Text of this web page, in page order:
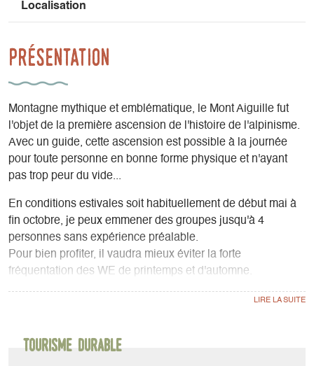
Localisation
Présentation
Montagne mythique et emblématique, le Mont Aiguille fut
l'objet de la première ascension de l'histoire de l'alpinisme.
Avec un guide, cette ascension est possible à la journée
pour toute personne en bonne forme physique et n'ayant
pas trop peur du vide...
En conditions estivales soit habituellement de début mai à
fin octobre, je peux emmener des groupes jusqu'à 4
personnes sans expérience préalable.
Pour bien profiter, il vaudra mieux éviter la forte
fréquentation des WE de printemps et d'automne.
Il faudra aussi compter environ 8h d'effort.
Je vous proposerai surement une ascension un peu
Tourisme durable